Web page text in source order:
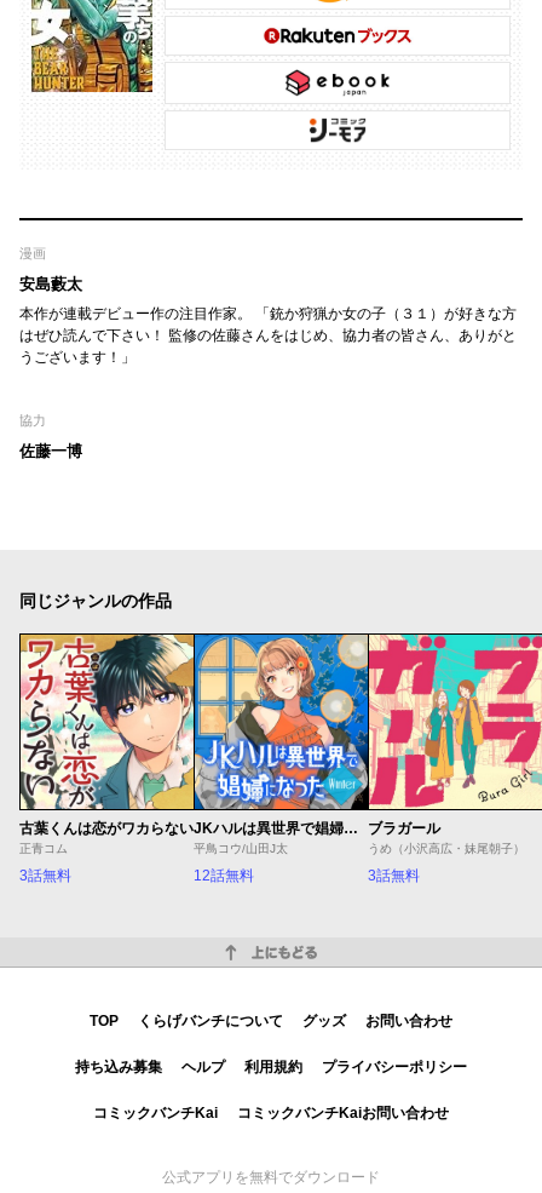
漫画
安島藪太
本作が連載デビュー作の注目作家。 「銃か狩猟か女の子（３１）が好きな方
はぜひ読んで下さい！ 監修の佐藤さんをはじめ、協力者の皆さん、ありがと
うございます！」
協力
佐藤一博
同じジャンルの作品
古葉くんは恋がワカらない
正青コム
3話無料
JKハルは異世界で娼婦になった Winter
平鳥コウ/山田J太
12話無料
ブラガール
うめ（小沢高広・妹尾朝子）
3話無料
TOP くらげバンチについて グッズ お問い合わせ
持ち込み募集 ヘルプ 利用規約 プライバシーポリシー
コミックバンチKai コミックバンチKaiお問い合わせ
公式アプリを無料でダウンロード